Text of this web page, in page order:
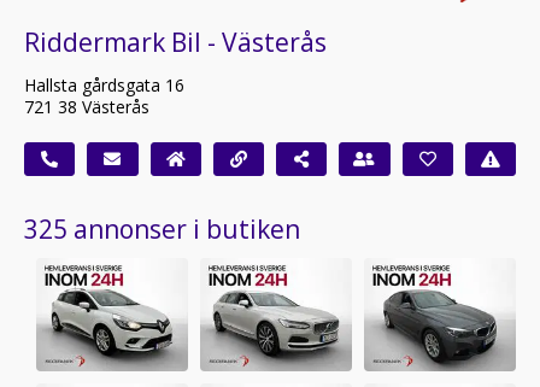
Riddermark Bil - Västerås
Hallsta gårdsgata 16
721 38 Västerås
325 annonser i butiken